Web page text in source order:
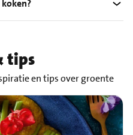
tips
en tips over groente